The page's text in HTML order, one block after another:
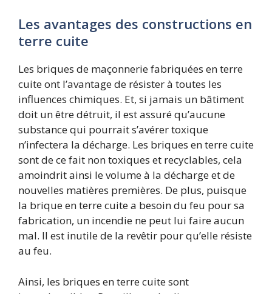
Les avantages des constructions en
terre cuite
Les briques de maçonnerie fabriquées en terre
cuite ont l’avantage de résister à toutes les
influences chimiques. Et, si jamais un bâtiment
doit un être détruit, il est assuré qu’aucune
substance qui pourrait s’avérer toxique
n’infectera la décharge. Les briques en terre cuite
sont de ce fait non toxiques et recyclables, cela
amoindrit ainsi le volume à la décharge et de
nouvelles matières premières. De plus, puisque
la brique en terre cuite a besoin du feu pour sa
fabrication, un incendie ne peut lui faire aucun
mal. Il est inutile de la revêtir pour qu’elle résiste
au feu.
Ainsi, les briques en terre cuite sont